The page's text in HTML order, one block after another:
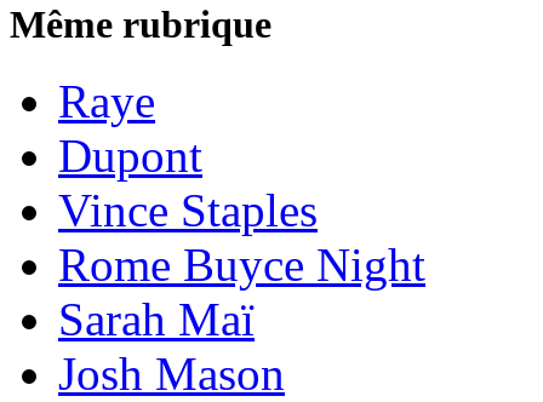
Même rubrique
Raye
Dupont
Vince Staples
Rome Buyce Night
Sarah Maï
Josh Mason